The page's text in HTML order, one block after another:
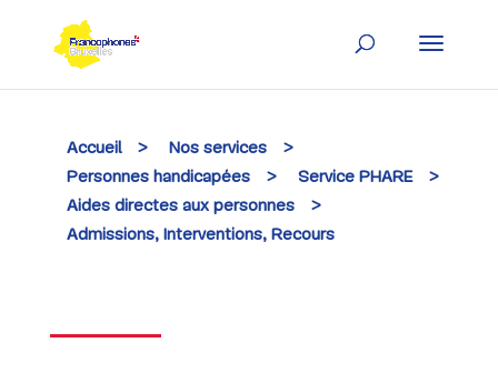
content
Accueil > Nos services
>
Personnes handicapées
> Service PHARE
>
Aides directes aux personnes
>
Admissions, Interventions, Recours